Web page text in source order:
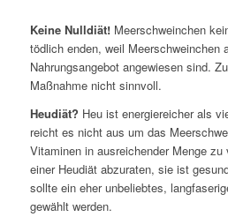
Keine Nulldiät! Meerschweinchen
tödlich enden, weil Meerschweinchen
Nahrungsangebot angewiesen sind.
Maßnahme nicht sinnvoll.
Heudiät? Heu ist energiereicher als
reicht es nicht aus um das
Vitaminen in ausreichender Menge
einer Heudiät abzuraten, sie ist
sollte ein eher unbeliebtes,
gewählt werden.